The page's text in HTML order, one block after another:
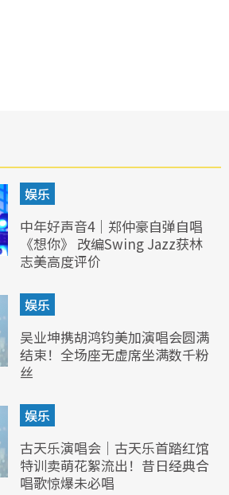
娱乐
中年好声音4｜郑仲豪自弹自唱
《想你》 改编Swing Jazz获林
志美高度评价
娱乐
吴业坤携胡鸿钧美加演唱会圆满
结束！全场座无虚席坐满数千粉
丝
娱乐
古天乐演唱会｜古天乐首踏红馆
特训卖萌花絮流出！昔日经典合
唱歌惊爆未必唱